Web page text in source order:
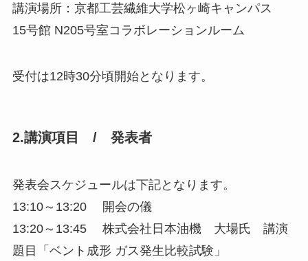
講演場所：京都工芸繊維大学松ヶ崎キャンパス
15号館 N205号室コラボレーションルーム
受付は12時30分頃開始となります。
2.講演項目 / 発表者
発表会スケジュールは下記となります。
13:10～13:20 開会の儀
13:20～13:45 株式会社日本油機 大場氏 講演
題目「ベント成形 ガス発生比較試験」